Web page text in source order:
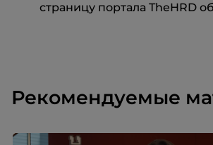
страницу портала TheHRD
Рекомендуемые